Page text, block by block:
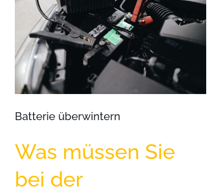
Batterie überwintern
Was müssen Sie
bei der